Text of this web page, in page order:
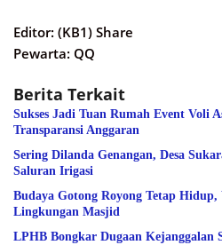
Editor: (KB1) Share
Pewarta: QQ
Berita Terkait
Sukses Jadi Tuan Rumah Event Voli
Transparansi Anggaran
Sering Dilanda Genangan, Desa
Saluran Irigasi
Budaya Gotong Royong Tetap
Lingkungan Masjid
LPHB Bongkar Dugaan Kejanggalan